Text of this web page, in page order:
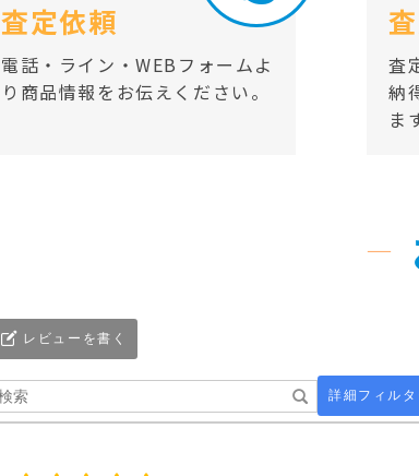
査定依頼
電話・ライン・WEBフォームよ
り商品情報をお伝えください。
査
納
ま
レビューを書く
詳細フィルタ